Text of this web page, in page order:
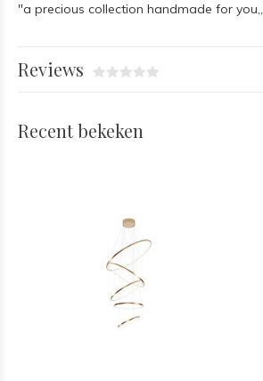
"a precious collection handmade for you,,
Reviews
Recent bekeken